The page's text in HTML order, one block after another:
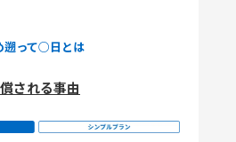
遡って○日とは
される事由